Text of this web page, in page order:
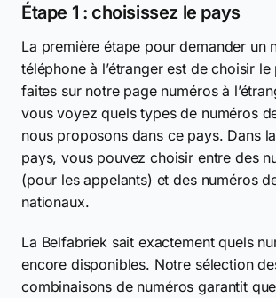
Étape 1 : choisissez le pays
La première étape pour demander un
téléphone à l’étranger est de choisir
faites sur notre page numéros à
vous voyez quels types de numéros
nous proposons dans ce pays. Dans
pays, vous pouvez choisir entre des
(pour les appelants) et des numéros
nationaux.
La Belfabriek sait exactement quels
encore disponibles. Notre sélection
combinaisons de numéros garantit